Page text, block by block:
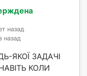
назад
назад
ЯКОЇ ЗАДАЧІ
КОЛИ